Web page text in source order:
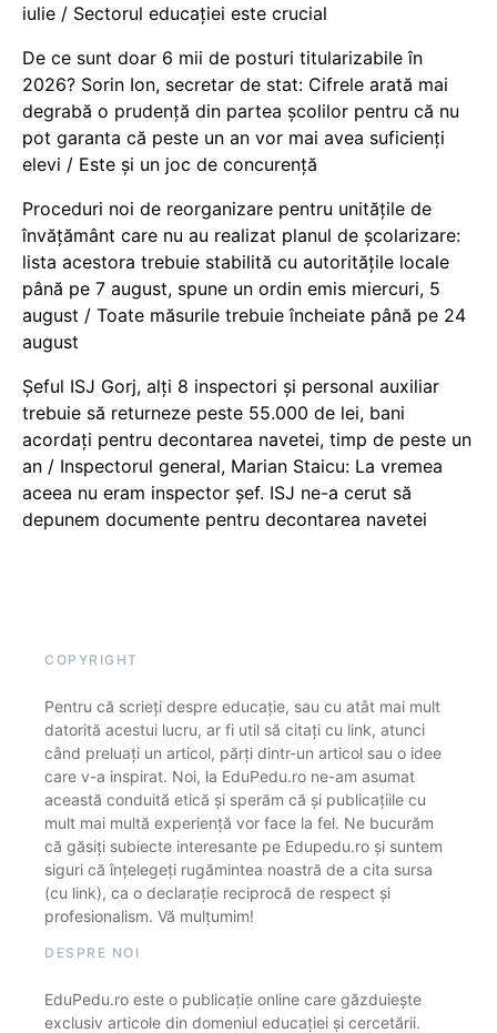
iulie / Sectorul educației este crucial
De ce sunt doar 6 mii de posturi titularizabile în
2026? Sorin Ion, secretar de stat: Cifrele arată mai
degrabă o prudență din partea școlilor pentru că nu
pot garanta că peste un an vor mai avea suficienți
elevi / Este și un joc de concurență
Proceduri noi de reorganizare pentru unitățile de
învățământ care nu au realizat planul de școlarizare:
lista acestora trebuie stabilită cu autoritățile locale
până pe 7 august, spune un ordin emis miercuri, 5
august / Toate măsurile trebuie încheiate până pe 24
august
Șeful ISJ Gorj, alți 8 inspectori și personal auxiliar
trebuie să returneze peste 55.000 de lei, bani
acordați pentru decontarea navetei, timp de peste un
an / Inspectorul general, Marian Staicu: La vremea
aceea nu eram inspector șef. ISJ ne-a cerut să
depunem documente pentru decontarea navetei
COPYRIGHT
Pentru că scrieți despre educație, sau cu atât mai mult
datorită acestui lucru, ar fi util să citați cu link, atunci
când preluați un articol, părți dintr-un articol sau o idee
care v-a inspirat. Noi, la EduPedu.ro ne-am asumat
această conduită etică și sperăm că și publicațiile cu
mult mai multă experiență vor face la fel. Ne bucurăm
că găsiți subiecte interesante pe Edupedu.ro și suntem
siguri că înțelegeți rugămintea noastră de a cita sursa
(cu link), ca o declarație reciprocă de respect și
profesionalism. Vă mulțumim!
DESPRE NOI
EduPedu.ro este o publicație online care găzduiește
exclusiv articole din domeniul educației și cercetării.